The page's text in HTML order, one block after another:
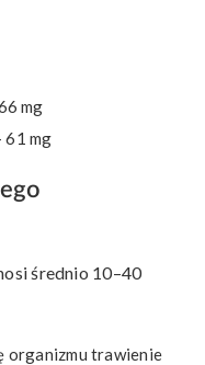
mg
61 mg
średnio 10–40
organizmu trawienie